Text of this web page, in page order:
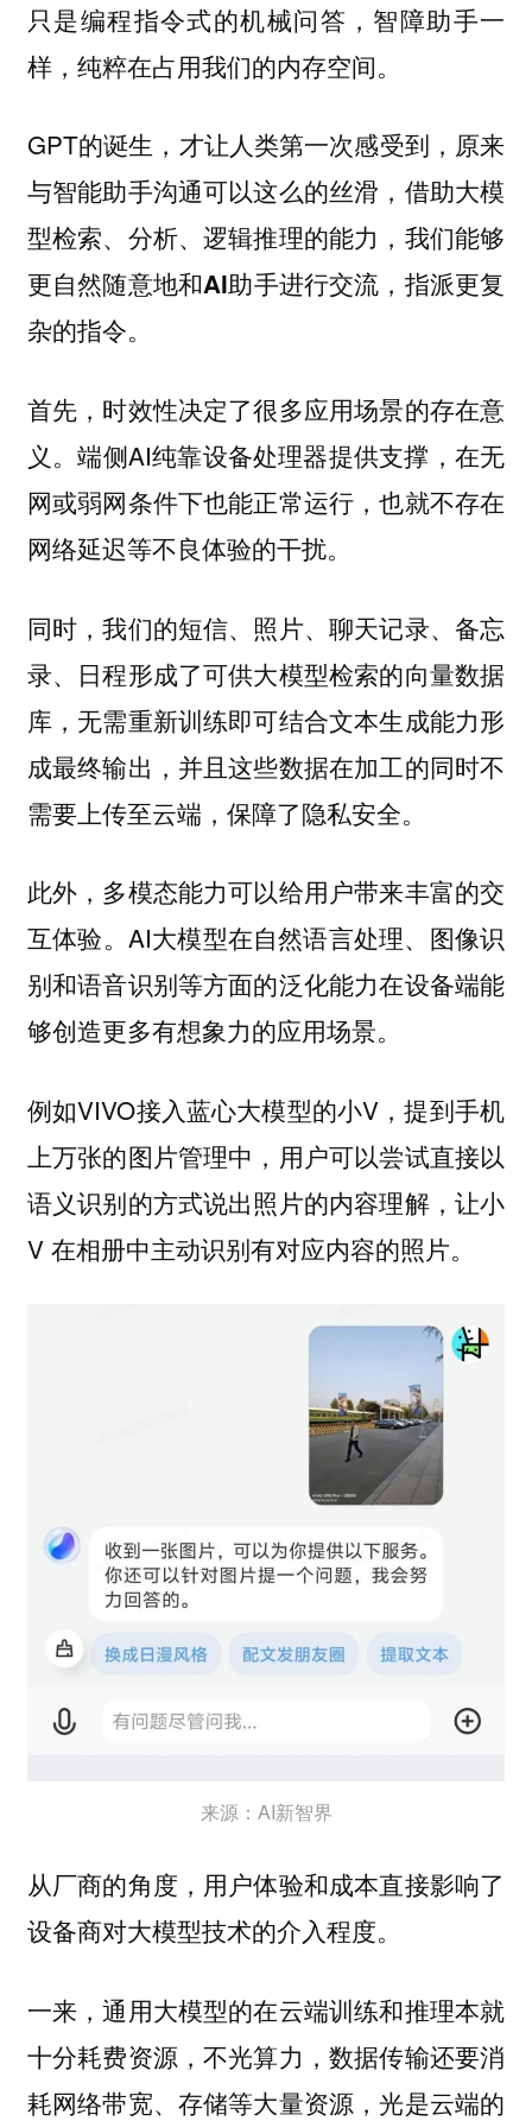
只是编程指令式的机械问答，智障助手一
样，纯粹在占用我们的内存空间。
GPT的诞生，才让人类第一次感受到，原来
与智能助手沟通可以这么的丝滑， 借助大模
型检索、分析、逻辑推理的能力，我们能够
更自然随意地和AI助手进行交流，指派更复
杂的指令。
首先，时效性决定了很多应用场景的存在意
义。端侧AI纯靠设备处理器提供支撑，在无
网或弱网条件下也能正常运行，也就不存在
网络延迟等不良体验的干扰。
同时，我们的短信、照片、聊天记录、备忘
录、日程形成了可供大模型检索的向量数据
库，无需重新训练即可结合文本生成能力形
成最终输出，并且这些数据在加工的同时不
需要上传至云端，保障了隐私安全。
此外，多模态能力可以给用户带来丰富的交
互体验。AI大模型在自然语言处理、图像识
别和语音识别等方面的泛化能力在设备端能
够创造更多有想象力的应用场景。
例如VIVO接入蓝心大模型的小V，提到手机
上万张的图片管理中，用户可以尝试直接以
语义识别的方式说出照片的内容理解，让小
V 在相册中主动识别有对应内容的照片。
来源：AI新智界
从厂商的角度，用户体验和成本直接影响了
设备商对大模型技术的介入程度。
一来，通用大模型的在云端训练和推理本就
十分耗费资源，不光算力，数据传输还要消
耗网络带宽、存储等大量资源，光是云端的